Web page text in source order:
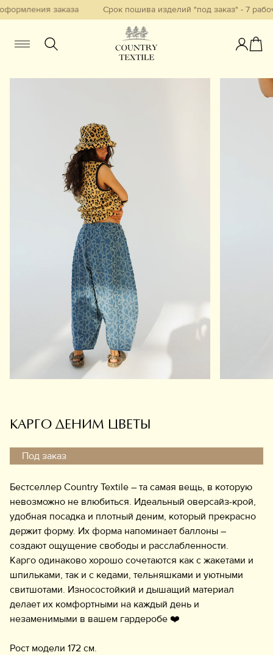
заказа Срок пошива изделий "под заказ" - 7
Смотреть всё
В наличии
Бестселлеры
Аксессуары
Украшения
Информация
КАРГО ДЕНИМ ЦВЕТЫ
Под заказ
Бестселлер Country Textile – та самая вещь, в которую
невозможно не влюбиться. Идеальный оверсайз-крой,
удобная посадка и плотный деним, который прекрасно
держит форму. Их форма напоминает баллоны –
создают ощущение свободы и расслабленности.
Карго одинаково хорошо сочетаются как с жакетами и
шпильками, так и с кедами, тельняшками и уютными
свитшотами. Износостойкий и дышащий материал
делает их комфортными на каждый день и
незаменимыми в вашем гардеробе ❤️‍
Рост модели 172 см.